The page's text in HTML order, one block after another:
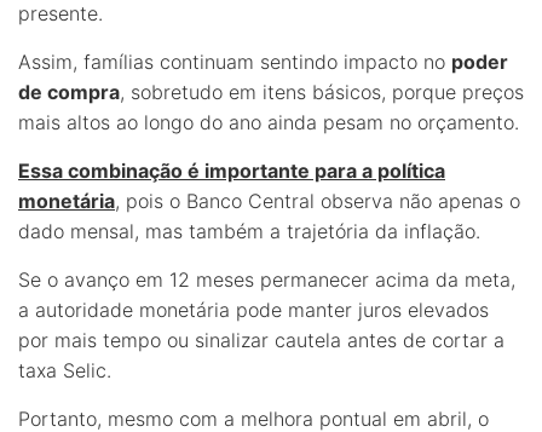
presente.
Assim, famílias continuam sentindo impacto no poder
de compra, sobretudo em itens básicos, porque preços
mais altos ao longo do ano ainda pesam no orçamento.
Essa combinação é importante para a política
monetária, pois o Banco Central observa não apenas o
dado mensal, mas também a trajetória da inflação.
Se o avanço em 12 meses permanecer acima da meta,
a autoridade monetária pode manter juros elevados
por mais tempo ou sinalizar cautela antes de cortar a
taxa Selic.
Portanto, mesmo com a melhora pontual em abril, o